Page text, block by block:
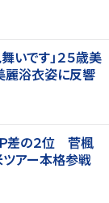
いです」２５歳美
浴衣姿に反響
Ｐ差の２位 菅楓
ツアー本格参戦